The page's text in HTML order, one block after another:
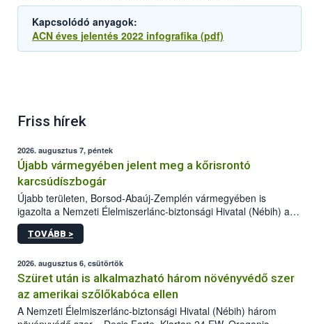
Kapcsolódó anyagok:
ACN éves jelentés 2022 infografika (pdf)
Friss hírek
2026. augusztus 7, péntek
Újabb vármegyében jelent meg a kőrisrontó
karcsúdíszbogár
Újabb területen, Borsod-Abaúj-Zemplén vármegyében is
igazolta a Nemzeti Élelmiszerlánc-biztonsági Hivatal (Nébih) a
kőrisrontó karcsúdíszbogár (Agrilus planipennis) jelenlétét. A
kártevőt nem csak színcsapdában találták meg, de már fertőzött
az intenzív felderítést, emellett az intézkedéseket a szlovák
hatósággal is összehangolják a terjedés megállítása érdekében.
TOVÁBB >
2026. augusztus 6, csütörtök
Szüret után is alkalmazható három növényvédő szer
az amerikai szőlőkabóca ellen
A Nemzeti Élelmiszerlánc-biztonsági Hivatal (Nébih) három